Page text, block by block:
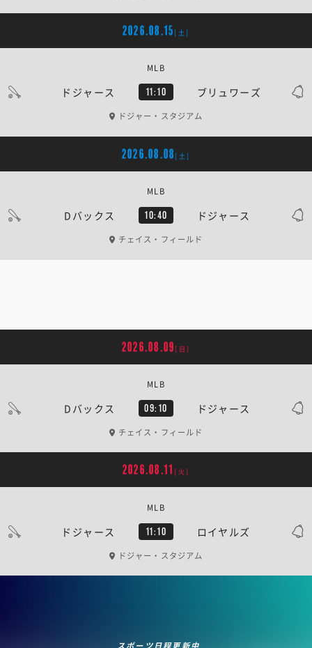
2026.08.15 [土]
ドジャース 11:10 ブリュワーズ
MLB
ドジャー・スタジアム
2026.08.08 [土]
Dバックス 10:40 ドジャース
MLB
チェイス・フィールド
2026.08.09 [日]
Dバックス 09:10 ドジャース
MLB
チェイス・フィールド
2026.08.11 [火]
ドジャース 11:10 ロイヤルズ
MLB
ドジャー・スタジアム